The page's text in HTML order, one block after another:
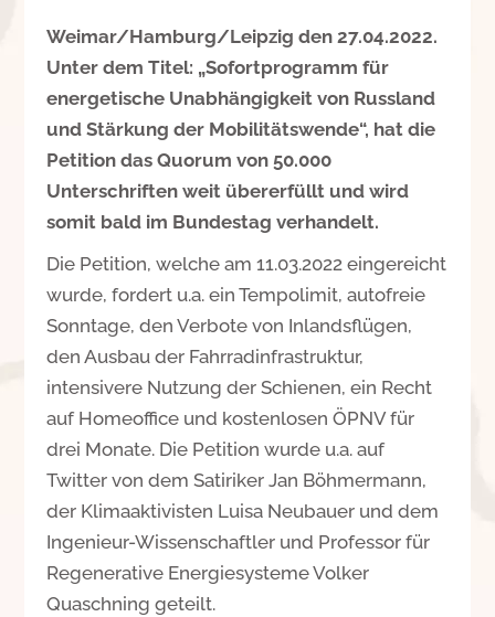
Weimar/Hamburg/Leipzig den 27.04.2022.
Unter dem Titel: „Sofortprogramm für
energetische Unabhängigkeit von Russland
und Stärkung der Mobilitätswende“, hat die
Petition das Quorum von 50.000
Unterschriften weit übererfüllt und wird
somit bald im Bundestag verhandelt.
Die Petition, welche am 11.03.2022 eingereicht
wurde, fordert u.a. ein Tempolimit, autofreie
Sonntage, den Verbote von Inlandsflügen,
den Ausbau der Fahrradinfrastruktur,
intensivere Nutzung der Schienen, ein Recht
auf Homeoffice und kostenlosen ÖPNV für
drei Monate. Die Petition wurde u.a. auf
Twitter von dem Satiriker Jan Böhmermann,
der Klimaaktivisten Luisa Neubauer und dem
Ingenieur-Wissenschaftler und Professor für
Regenerative Energiesysteme Volker
Quaschning geteilt.